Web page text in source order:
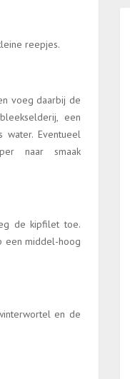
reepjes.
voeg daarbij de
een
Eventueel
naar smaak
de kipfilet toe.
een middel-hoog
en de